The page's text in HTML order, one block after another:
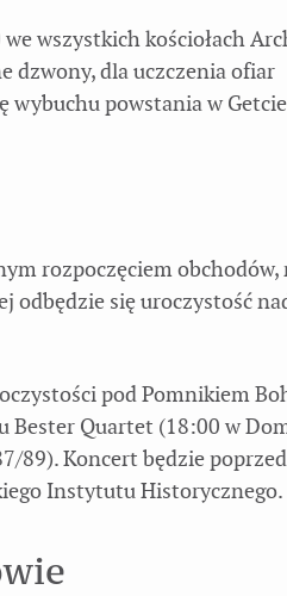
wszystkich kościołach
dzwony, dla uczczenia ofiar
wybuchu powstania w Getcie
rozpoczęciem obchodów,
odbędzie się uroczystość
pod Pomnikiem
Bester Quartet (18:00 w
89). Koncert będzie
Instytutu Historycznego.